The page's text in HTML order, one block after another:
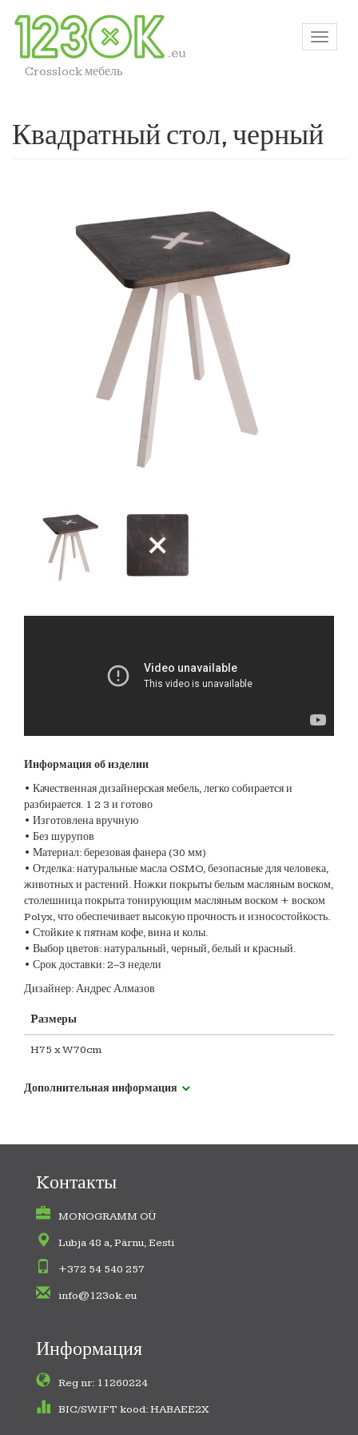
Crosslock мебель
Квадратный стол, черный
Информация об изделии
• Качественная дизайнерская мебель, легко собирается и
разбирается. 1 2 3 и готово
• Изготовлена вручную
• Без шурупов
• Материал: березовая фанера (30 мм)
• Отделка: натуральные масла OSMO, безопасные для человека,
животных и растений. Ножки покрыты белым масляным воском,
столешница покрыта тонирующим масляным воском + воском
Polyx, что обеспечивает высокую прочность и износостойкость.
• Стойкие к пятнам кофе, вина и колы.
• Выбор цветов: натуральный, черный, белый и красный.
• Срок доставки: 2–3 недели
Дизайнер: Андрес Алмазов
Pазмеры
H75 x W70cm
Дополнительная информация
Kонтакты
MONOGRAMM OÜ
Lubja 48 a, Pärnu, Eesti
+372 54 540 257
info@123ok.eu
Информация
Reg nr: 11260224
BIC/SWIFT kood: HABAEE2X